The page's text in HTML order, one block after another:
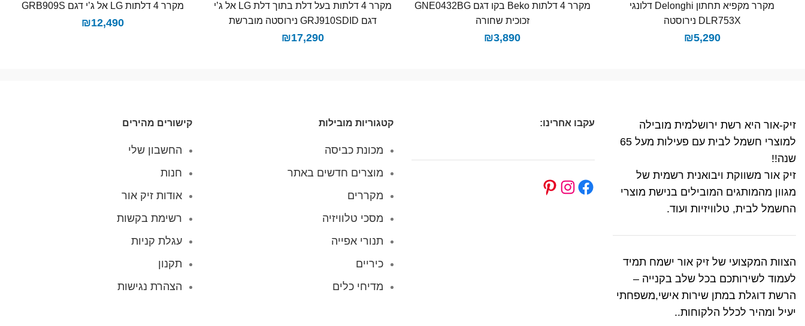
מקרר ‏מקפיא תחתון Delonghi דלונגי
₪5,290
מקרר ‏4 דלתות Beko בקו ‏דגם GNE0432BG
זכוכית שחורה
₪3,890
מקרר 4 דלתות בעל דלת בתוך דלת LG אל ג’י
דגם GRJ910SDID נירוסטה מוברשת
₪17,290
מקרר 4 דלתות LG אל ג’י דגם GRB909S
₪12,490
זיק-אור היא רשת ירושלמית מובילה
למוצרי חשמל לבית עם פעילות מעל 65
שנה!!
זיק אור משווקת ויבואנית רשמית של
מגוון מהמותגים המובילים בנישת מוצרי
החשמל לבית, טלוויזיות ועוד.
הצוות המקצועי של זיק אור ישמח תמיד
לעמוד לשירותכם בכל שלב בקנייה –
הרשת דוגלת במתן שירות אישי,משפחתי
יעיל ומהיר לכלל הלקוחות..
עקבו אחרינו: קטגוריות מובילות
מכונת כביסה
מוצרים חדשים באתר
מקררים
מסכי טלוויזיה
תנורי אפייה
כיריים
מדיחי כלים
קישורים מהירים
החשבון שלי
חנות
אודות זיק אור
רשימת בקשות
עגלת קניות
תקנון
הצהרת נגישות